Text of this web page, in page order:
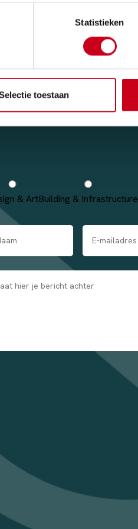
Statistieken
toestaan
& ArtBuilding & Infrastructure